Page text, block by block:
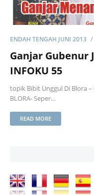
ENDAH TENGAH JUNI 2013
Ganjar Gubenur
INFOKU 55
topik Bibit Unggul Di Blora –
BLORA- Seper…
READ MORE